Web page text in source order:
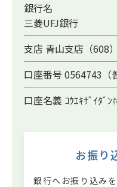
銀行名
三菱UFJ銀行
支店 青山支店（608）
口座番号 0564743（
口座名義 ｺｳｴｷｻﾞｲﾀﾞﾝ
お振り
銀行へお振り込み